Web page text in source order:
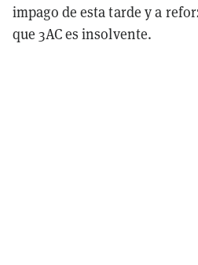
impago de esta tarde y a
que 3AC es insolvente.